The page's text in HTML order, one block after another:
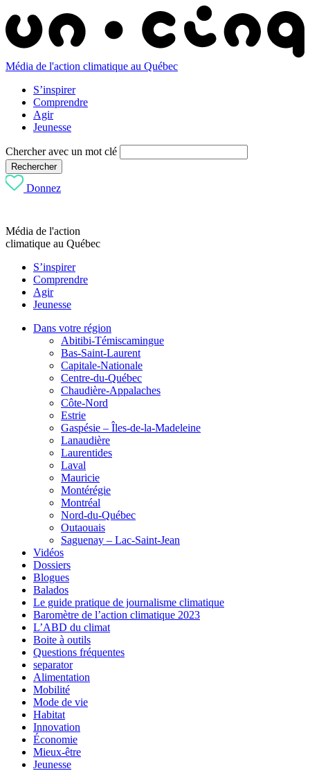
Média de l'action climatique au Québec
S’inspirer
Comprendre
Agir
Jeunesse
Chercher avec un mot clé
Rechercher
Donnez
Média de l'action
climatique au Québec
S’inspirer
Comprendre
Agir
Jeunesse
Dans votre région
Abitibi-Témiscamingue
Bas-Saint-Laurent
Capitale-Nationale
Centre-du-Québec
Chaudière-Appalaches
Côte-Nord
Estrie
Gaspésie – Îles-de-la-Madeleine
Lanaudière
Laurentides
Laval
Mauricie
Montérégie
Montréal
Nord-du-Québec
Outaouais
Saguenay – Lac-Saint-Jean
Vidéos
Dossiers
Blogues
Balados
Le guide pratique de journalisme climatique
Baromètre de l’action climatique 2023
L’ABD du climat
Boite à outils
Questions fréquentes
separator
Alimentation
Mobilité
Mode de vie
Habitat
Innovation
Économie
Mieux-être
Jeunesse